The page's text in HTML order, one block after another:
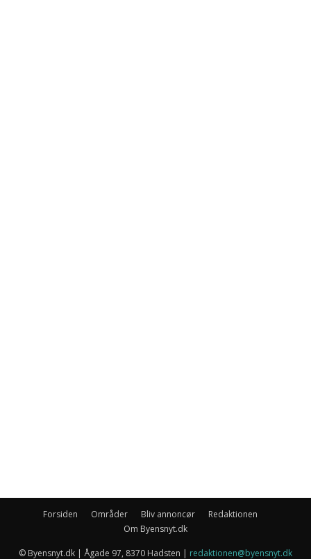
Forsiden Områder Bliv annoncør
Redaktionen
Om Byensnyt.dk
© Byensnyt.dk | Ågade 97, 8370 Hadsten | redaktionen@byensnyt.dk